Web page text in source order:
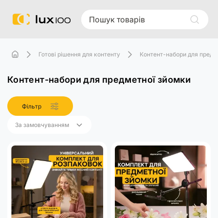
Готові рішення для контенту Контент-набори для
Контент-набори для предметної зйомки
Фільтр
За замовчуванням
За замовчуванням
Назва (А - Я)
Назва (Я - А)
Ціна (низька > висока)
Ціна (висока > низька)